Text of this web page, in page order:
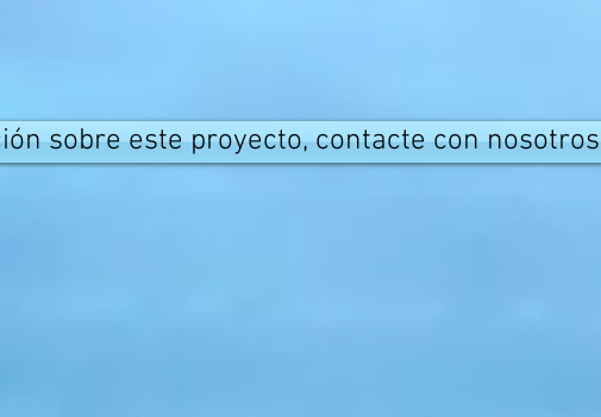
sobre este proyecto, contacte con nosotros